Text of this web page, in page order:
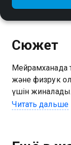
Сюжет
Мейрамханада
және физрук
үшін
қанында
Читать дальше